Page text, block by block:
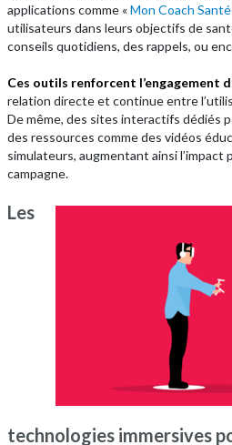
applications comme «Mon Coach Santé
utilisateurs dans leurs objectifs de
conseils quotidiens, des rappels, ou
Ces outils renforcent l’engagement
relation directe et continue entre
De même, des sites interactifs dédiés
des ressources comme des vidéos
simulateurs, augmentant ainsi l’impact
campagne.
Les
technologies immersives